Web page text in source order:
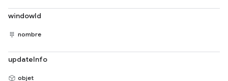
windowId
nombre
updateInfo
objet